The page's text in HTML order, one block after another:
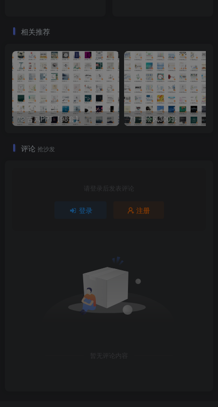
相关推荐
72 古风PPT【98套】 71 手绘风300套
评论 抢沙发
请登录后发表评论
登录 注册
暂无评论内容